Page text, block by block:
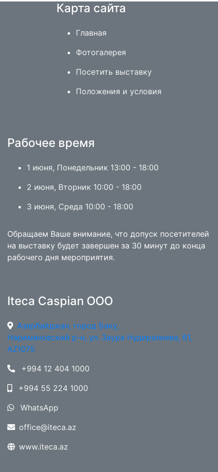
Карта сайта
Главная
Фотогалерея
Посетить выставку
Положения и условия
Рабочее время
1 июня, Понедельник 13:00 - 18:00
2 июня, Вторник 10:00 - 18:00
3 июня, Среда 10:00 - 18:00
Обращаем Ваше внимание, что допуск посетителей
на выставку будет завершен за 30 минут до конца
рабочего дня мероприятия.
Iteca Caspian OOO
Азербайджан, город Баку,
Наримановский р-н, ул. Заура Нудиралиева, 61,
AZ1075
+994 12 404 1000
+994 55 224 1000
WhatsApp
office@iteca.az
www.iteca.az